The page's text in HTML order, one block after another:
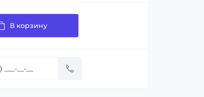
В корзину